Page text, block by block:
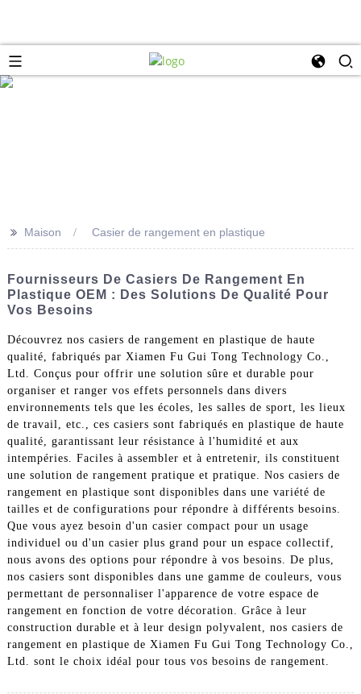
>> Maison Casier de rangement en plastique
Fournisseurs De Casiers De Rangement En
Plastique OEM : Des Solutions De Qualité Pour
Vos Besoins
Découvrez nos casiers de rangement en plastique de haute
qualité, fabriqués par Xiamen Fu Gui Tong Technology Co.,
Ltd. Conçus pour offrir une solution sûre et durable pour
organiser et ranger vos effets personnels dans divers
environnements tels que les écoles, les salles de sport, les lieux
de travail, etc., ces casiers sont fabriqués en plastique de haute
qualité, garantissant leur résistance à l'humidité et aux
intempéries. Faciles à assembler et à entretenir, ils constituent
une solution de rangement pratique et pratique. Nos casiers de
rangement en plastique sont disponibles dans une variété de
tailles et de configurations pour répondre à différents besoins.
Que vous ayez besoin d'un casier compact pour un usage
individuel ou d'un casier plus grand pour un espace collectif,
nous avons des options pour répondre à vos besoins. De plus,
nos casiers sont disponibles dans une gamme de couleurs, vous
permettant de personnaliser l'apparence de votre espace de
rangement en fonction de votre décoration. Grâce à leur
construction durable et à leur design polyvalent, nos casiers de
rangement en plastique de Xiamen Fu Gui Tong Technology Co.,
Ltd. sont le choix idéal pour tous vos besoins de rangement.